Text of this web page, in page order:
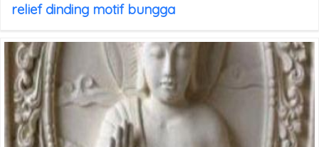
relief dinding motif bungga